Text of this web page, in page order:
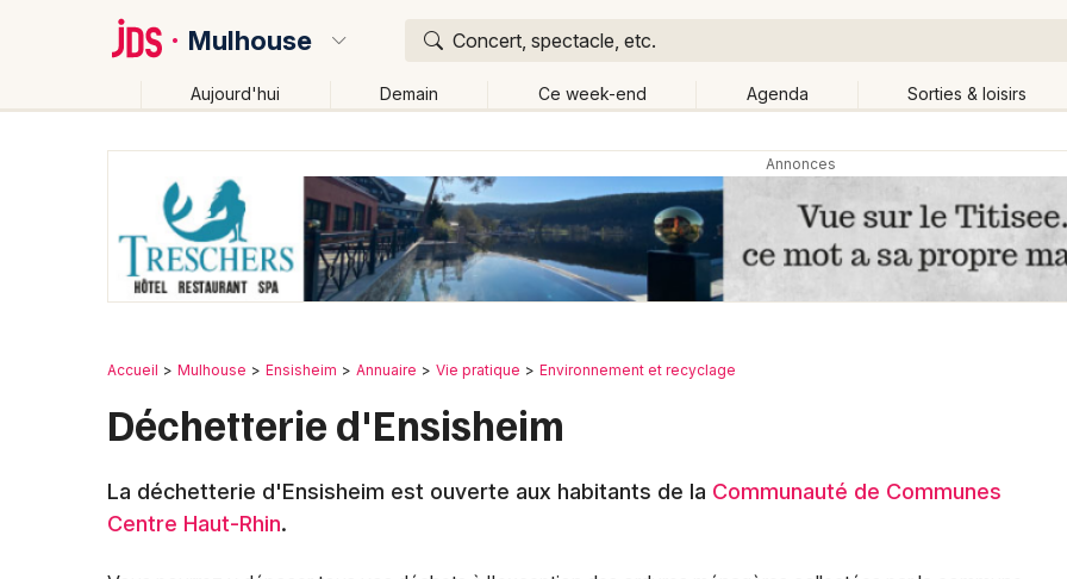
Mulhouse Concert, spectacle, etc.
Aujourd'hui Demain Ce week-end Agenda Sorties & loisirs
Publier un événement
Grands événements
Activité & Expérience
Foires & salons
Bordeaux
Marseille
Accueil Mulhouse Ensisheim Annuaire Vie pratique Environnement et recyclage
Déchetterie d'Ensisheim
La déchetterie d'Ensisheim est ouverte aux habitants de la Communauté de Communes
Centre Haut-Rhin.
Où ?
Mulhouse et alentours Haut-Rhin (68) Alsace Partout
Près de moi
Quand ?
Aujourd'hui Demain Ce